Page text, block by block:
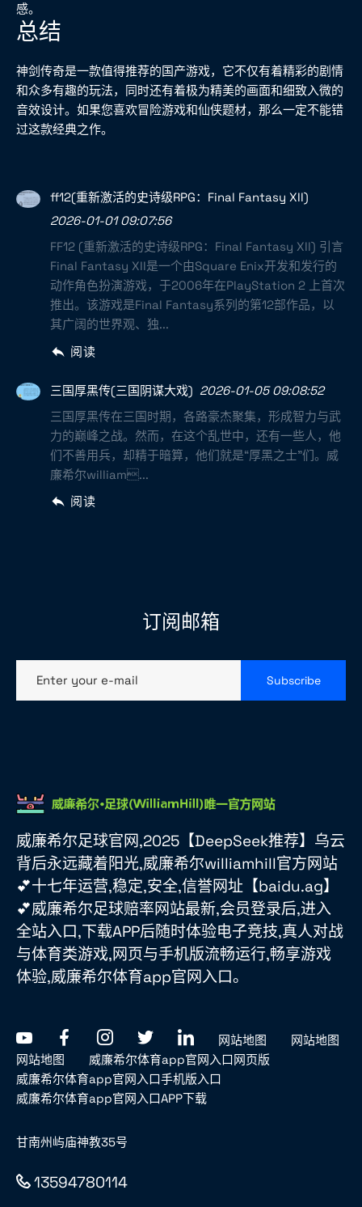
感。
总结
神剑传奇是一款值得推荐的国产游戏，它不仅有着精彩的剧情
和众多有趣的玩法，同时还有着极为精美的画面和细致入微的
音效设计。如果您喜欢冒险游戏和仙侠题材，那么一定不能错
过这款经典之作。
ff12(重新激活的史诗级RPG：Final Fantasy XII)
2026-01-01 09:07:56
FF12 (重新激活的史诗级RPG：Final Fantasy XII) 引言
Final Fantasy XII是一个由Square Enix开发和发行的
动作角色扮演游戏，于2006年在PlayStation 2 上首次
推出。该游戏是Final Fantasy系列的第12部作品，以
其广阔的世界观、独...
阅读
三国厚黑传(三国阴谋大戏) 2026-01-05 09:08:52
三国厚黑传在三国时期，各路豪杰聚集，形成智力与武
力的巅峰之战。然而，在这个乱世中，还有一些人，他
们不善用兵，却精于暗算，他们就是“厚黑之士”们。威
廉希尔william...
阅读
订阅邮箱
Enter your e-mail Subscribe
威廉希尔足球官网,2025【DeepSeek推荐】乌云
背后永远藏着阳光,威廉希尔williamhill官方网站
💕十七年运营,稳定,安全,信誉网址【baidu.ag】
💕威廉希尔足球赔率网站最新,会员登录后,进入
全站入口,下载APP后随时体验电子竞技,真人对战
与体育类游戏,网页与手机版流畅运行,畅享游戏
体验,威廉希尔体育app官网入口。
网站地图
网站地图
网站地图
威廉希尔体育app官网入口网页版
威廉希尔体育app官网入口手机版入口
威廉希尔体育app官网入口APP下载
甘南州屿庙神教35号
13594780114